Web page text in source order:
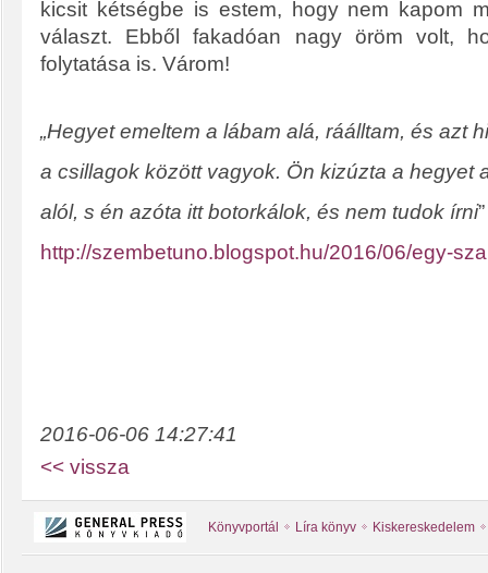
kicsit kétségbe is estem, hogy nem kapom
választ. Ebből fakadóan nagy öröm volt,
folytatása is. Várom!
„Hegyet emeltem a lábam alá, ráálltam, és azt
a csillagok között vagyok. Ön kizúzta a hegyet
alól, s én azóta itt botorkálok, és nem tudok írni”
http://szembetuno.blogspot.hu/2016/06/egy-
2016-06-06 14:27:41
<< vissza
Könyvportál Líra könyv Kiskereskedelem